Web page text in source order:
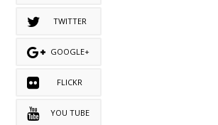
TWITTER
GOOGLE+
FLICKR
YOU TUBE